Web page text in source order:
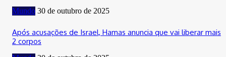
Mundo 30 de outubro de 2025
Após acusações de Israel, Hamas anuncia que vai liberar mais
2 corpos